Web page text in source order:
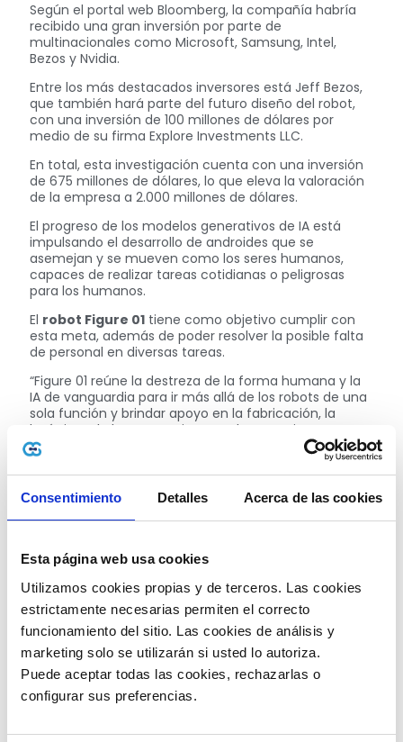
Consentimiento Detalles Acerca de las cookies
Esta página web usa cookies
Utilizamos cookies propias y de terceros. Las cookies
estrictamente necesarias permiten el correcto
funcionamiento del sitio. Las cookies de análisis y
marketing solo se utilizarán si usted lo autoriza.
Puede aceptar todas las cookies, rechazarlas o
configurar sus preferencias.
Según el portal web Bloomberg, la compañía habría
recibido una gran inversión por parte de
multinacionales como Microsoft, Samsung, Intel,
Bezos y Nvidia.
Entre los más destacados inversores está Jeff Bezos,
que también hará parte del futuro diseño del robot,
con una inversión de 100 millones de dólares por
medio de su firma Explore Investments LLC.
En total, esta investigación cuenta con una inversión
de 675 millones de dólares, lo que eleva la valoración
de la empresa a 2.000 millones de dólares.
El progreso de los modelos generativos de IA está
impulsando el desarrollo de androides que se
asemejan y se mueven como los seres humanos,
capaces de realizar tareas cotidianas o peligrosas
para los humanos.
El robot Figure 01 tiene como objetivo cumplir con
esta meta, además de poder resolver la posible falta
de personal en diversas tareas.
“Figure 01 reúne la destreza de la forma humana y la
IA de vanguardia para ir más allá de los robots de una
sola función y brindar apoyo en la fabricación, la
logística, el almacenamiento y el comercio
minorista”, señala la empresa en su
portal web.
Funciones que tendrá Figure 01
Es de resaltar que la compañía lanzó su primer
prototipo hace 6 meses y que al ser un nuevo
los medios. En los videos publicados por la empresa se
ve como la máquina adapta una semejanza al
cuerpo humano capaz de caminar y realizar otro tipo
de acciones como preparar un café. Según sus
creadores, el robot pudo codificar el lenguaje e
interpretar los códigos del sistema operativo.
Esos códigos pueden interpretarse con una voz
humana para que el procesamiento se divida en
factores de pasos dentro del humanoide: